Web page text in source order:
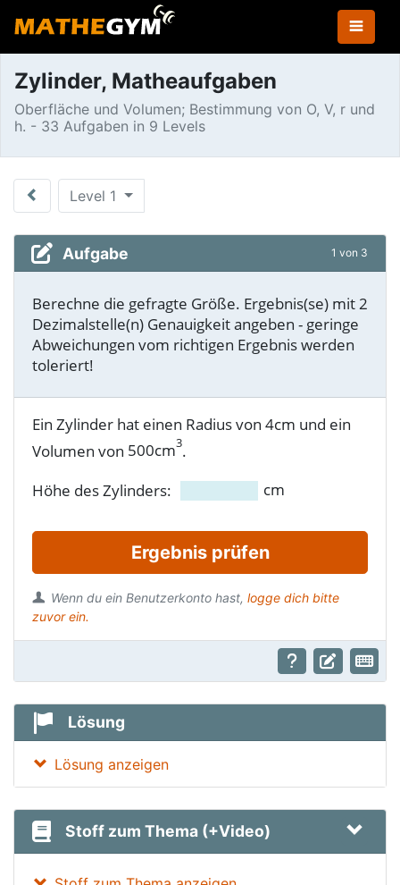
Zylinder, Matheaufgaben
Oberfläche und Volumen; Bestimmung von O, V, r und
h. - 33 Aufgaben in 9 Levels
Level 1
Aufgabe 1 von 3
Berechne die gefragte Größe. Ergebnis(se) mit 2
Dezimalstelle(n) Genauigkeit angeben - geringe
Abweichungen vom richtigen Ergebnis werden
toleriert!
Ein Zylinder hat einen Radius von 4cm und ein
Volumen von 500cm3.
Höhe des Zylinders:
cm
Ergebnis prüfen
Wenn du ein Benutzerkonto hast, logge dich bitte
zuvor ein.
Lösung
Lösung anzeigen
Stoff zum Thema (+Video)